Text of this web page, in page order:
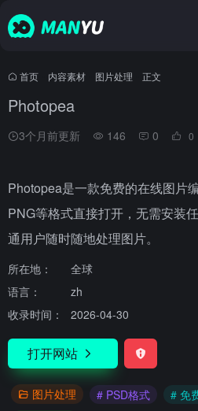
首页 内容素材 图片处理 正文
Photopea
3个月前更新 146 0 0
Photopea是一款免费的在线图片
PNG等格式直接打开，无需安装
通用户随时随地处理图片。
所在地：
全球
语言：
zh
收录时间：
2026-04-30
打开网站
图片处理 # PSD格式 # 免